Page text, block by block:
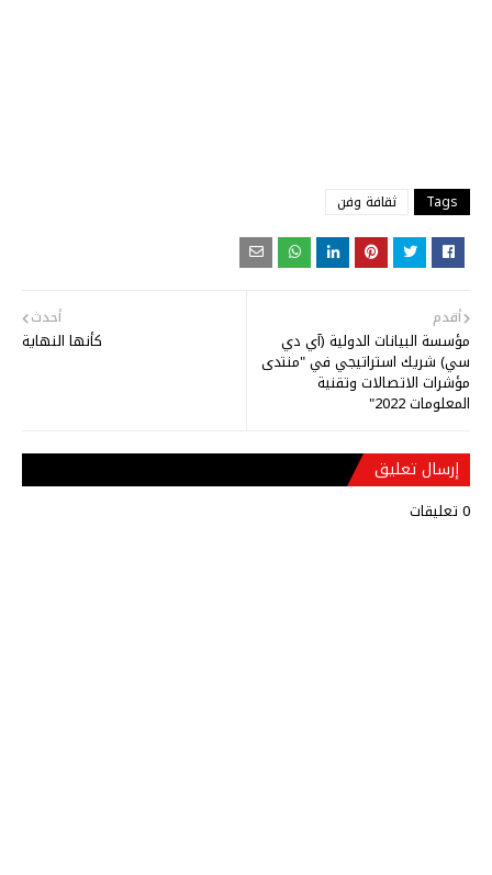
Tags ثقافة وفن
أحدث
كأنها النهاية
أقدم
مؤسسة البيانات الدولية (آي دي
سي) شريك استراتيجي في "منتدى
مؤشرات الاتصالات وتقنية
المعلومات 2022"
إرسال تعليق
0 تعليقات